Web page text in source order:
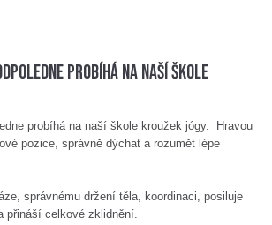
probíhá na naší škole
probíhá na naší škole kroužek jógy. Hravou
pozice, správně dýchat a rozumět lépe
správnému držení těla, koordinaci, posiluje
přináší celkové zklidnění.